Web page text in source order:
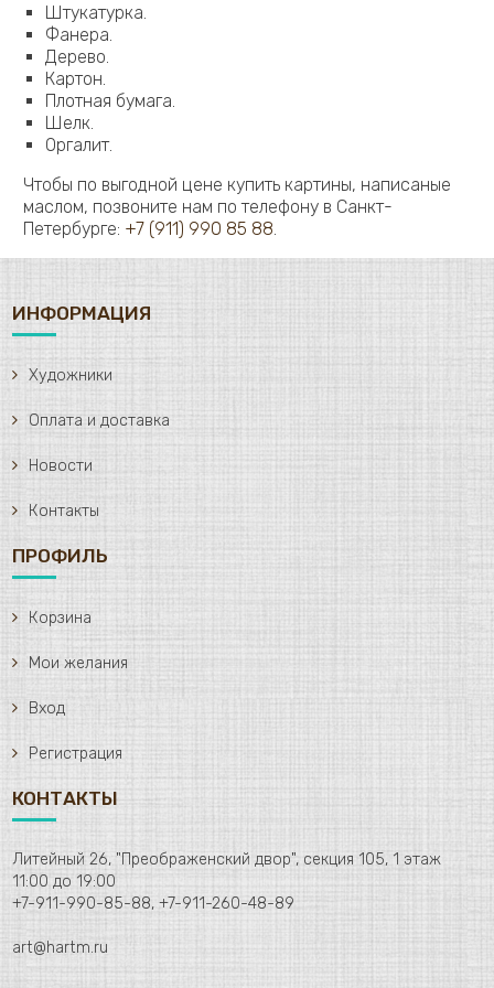
Штукатурка.
Фанера.
Дерево.
Картон.
Плотная бумага.
Шелк.
Оргалит.
Чтобы по выгодной цене купить картины, написаные
маслом, позвоните нам по телефону в Санкт-
Петербурге: +7 (911) 990 85 88
ИНФОРМАЦИЯ
Художники
Оплата и доставка
Новости
Контакты
ПРОФИЛЬ
Корзина
Мои желания
Вход
Регистрация
КОНТАКТЫ
Литейный 26, "Преображенский двор", секция 105, 1 этаж
11:00 до 19:00
+7-911-990-85-88, +7-911-260-48-89
art@hartm.ru